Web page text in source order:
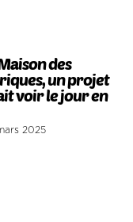
des
un projet
voir le jour en
2025